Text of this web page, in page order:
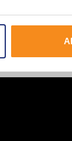
tag
mee?